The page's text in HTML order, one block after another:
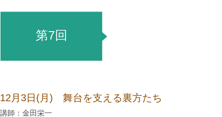
第7回
12月3日(月) 舞台を支える裏方たち
講師：金田栄一